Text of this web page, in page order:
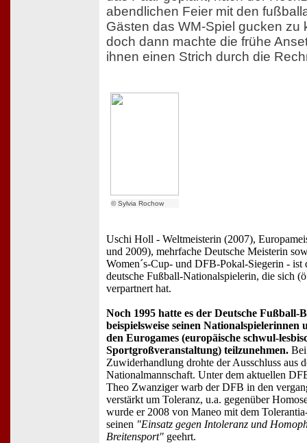
abendlichen Feier mit den
Gästen das WM-Spiel gucken zu
doch dann machte die frühe
ihnen einen Strich durch die
© Sylvia Rochow
Uschi Holl - Weltmeisterin (2007),
und 2009), mehrfache Deutsche Meisterin
Women´s-Cup- und DFB-Pokal-Siegerin - ist
deutsche Fußball-Nationalspielerin, die sich
verpartnert hat.
Noch 1995 hatte es der Deutsche Fußball-
beispielsweise seinen Nationalspielerinnen
den Eurogames (europäische schwul-
Sportgroßveranstaltung) teilzunehmen. Bei
Zuwiderhandlung drohte der Ausschluss aus
Nationalmannschaft. Unter dem aktuellen
Theo Zwanziger warb der DFB in den
verstärkt um Toleranz, u.a. gegenüber
wurde er 2008 von Maneo mit dem
seinen "Einsatz gegen Intoleranz und
Breitensport" geehrt.